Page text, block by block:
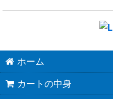
ホーム
カートの中身